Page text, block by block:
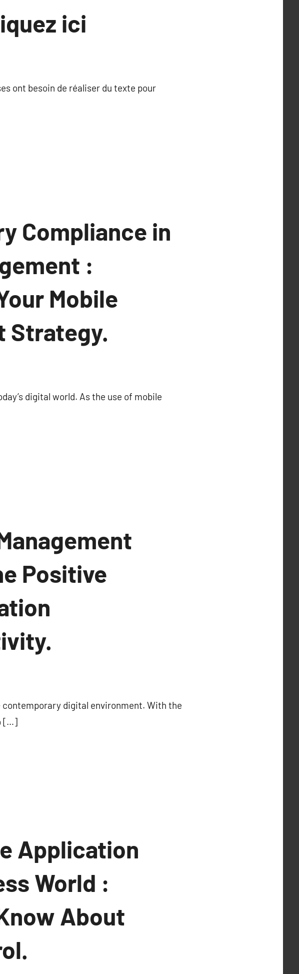
ici
ont besoin de réaliser du texte pour
Compliance in
:
Mobile
Strategy.
digital world. As the use of mobile
Positive
contemporary digital environment. With the
[…]
Application
World :
About